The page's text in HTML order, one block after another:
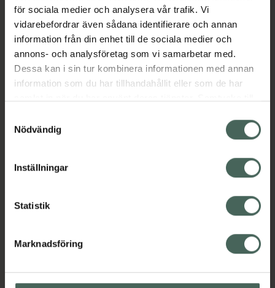
för sociala medier och analysera vår trafik. Vi
vidarebefordrar även sådana identifierare och annan
information från din enhet till de sociala medier och
annons- och analysföretag som vi samarbetar med.
Dessa kan i sin tur kombinera informationen med annan
information som du har tillhandahållit eller som de har
återkalla ditt samtycke via webbplatsens
cookieinställningar. Ett återkallat samtycke påverkar inte
lagligheten av behandling som skett innan återkallelsen.
Nödvändig
Inställningar
Statistik
Marknadsföring
Aktuella erbjudanden
Beskrivning Dölj
EAN:05712440017054
Kronans Apotek finns här för dig. Du hittar oss från Skåne i
datorn. Oavsett vem du är så är det vårt uppdrag att
hjälpa just dig att må lite bättre. Välkommen att prata
Kontakta oss